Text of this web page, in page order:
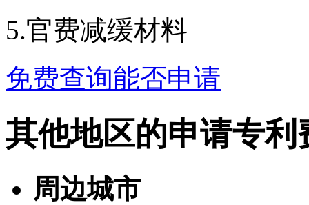
5.官费减缓材料
免费查询能否申请
其他地区的申请专利
周边城市